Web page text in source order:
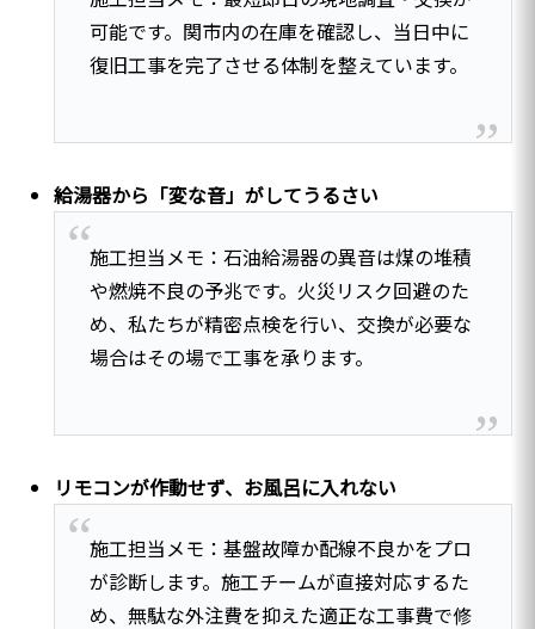
可能です。関市内の在庫を確認し、当日中に
復旧工事を完了させる体制を整えています。
給湯器から「変な音」がしてうるさい
施工担当メモ：石油給湯器の異音は煤の堆積
や燃焼不良の予兆です。火災リスク回避のた
め、私たちが精密点検を行い、交換が必要な
場合はその場で工事を承ります。
リモコンが作動せず、お風呂に入れない
施工担当メモ：基盤故障か配線不良かをプロ
が診断します。施工チームが直接対応するた
め、無駄な外注費を抑えた適正な工事費で修